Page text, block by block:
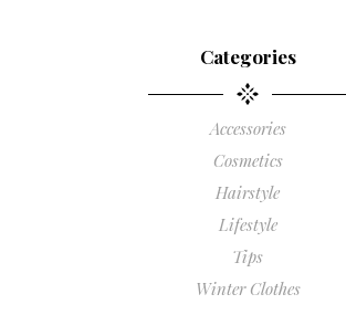
Categories
Accessories
Cosmetics
Hairstyle
Lifestyle
Tips
Winter Clothes